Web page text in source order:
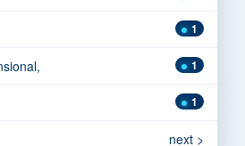
1
1
1
next >